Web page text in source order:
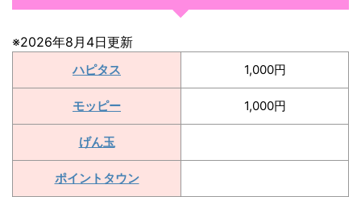
※2026年8月4日更新
ハピタス 1,000円
モッピー 1,000円
げん玉
ポイントタウン